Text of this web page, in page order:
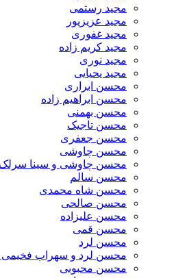
مجید رستمی
مجید عزیزپور
مجید غفوری
مجید کریم زاده
مجید نوری
مجید یحیایی
محسن ابراری
محسن ابراهیم زاده
محسن بهمنی
محسن تاجیک
محسن جعفری
محسن چاوشی
محسن چاوشی و سینا سرلک
محسن سالم
محسن شاه محمدی
محسن صالحی
محسن علیزاده
محسن قمی
محسن لرد
محسن لرد و سهراب
محسن محبوبی